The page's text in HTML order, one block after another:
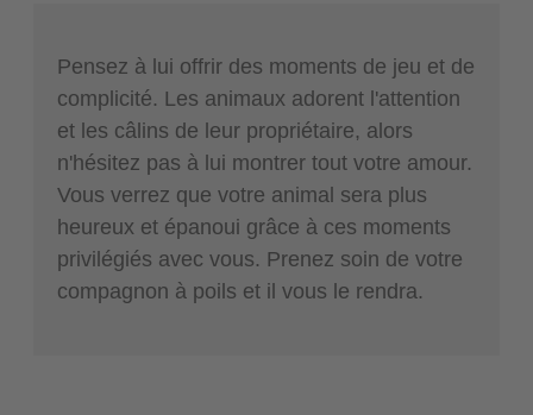
Pensez à lui offrir des moments de jeu et de
complicité. Les animaux adorent l'attention
et les câlins de leur propriétaire, alors
n'hésitez pas à lui montrer tout votre amour.
Vous verrez que votre animal sera plus
heureux et épanoui grâce à ces moments
privilégiés avec vous. Prenez soin de votre
compagnon à poils et il vous le rendra.